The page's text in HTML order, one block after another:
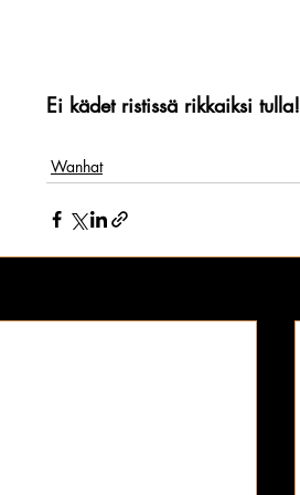
Ei kädet ristissä rikkaiksi tulla!
Wanhat